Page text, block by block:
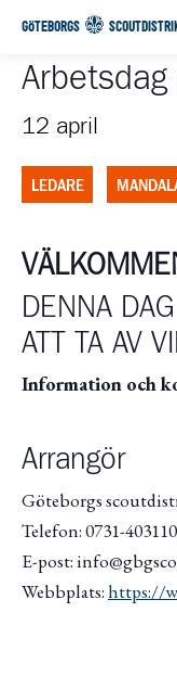
GÖTEBORGS
12 april
LEDARE
DENNA
ATT TA AV
Information och
Arrangör
Göteborgs
Telefon: 0731-
E-post:
Webbplats:https://